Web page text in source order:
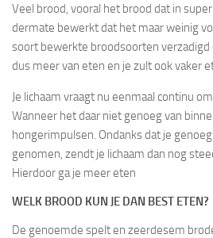
Veel brood, vooral het brood dat in
dermate bewerkt dat het maar weinig
soort bewerkte broodsoorten verzadigd
dus meer van eten en je zult ook vaker
Je lichaam vraagt nu eenmaal continu
Wanneer het daar niet genoeg van
hongerimpulsen. Ondanks dat je
genomen, zendt je lichaam dan nog
Hierdoor ga je meer eten
WELK BROOD KUN JE DAN BEST ETEN?
De genoemde spelt en zeerdesem